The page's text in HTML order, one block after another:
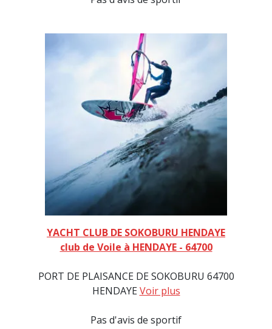
YACHT CLUB DE SOKOBURU HENDAYE
club de Voile à HENDAYE - 64700
PORT DE PLAISANCE DE SOKOBURU 64700
HENDAYEVoir plus
Pas d'avis de sportif